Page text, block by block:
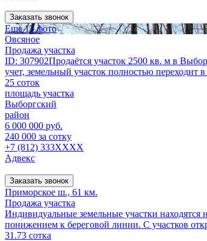
Заказать звонок
Еще 13 фото
Овсяное
Продажа участка
ID: 307902Продаётся участок 2500 кв. м в
учет, земельный участок полностью переходит
25 соток
площадь участка
Выборгский
район
6 000 000 руб.
240 000 за сотку
+7 (812) 333XXXX
Адвекс
Заказать звонок
Приморское ш., 61 км.
Продажа участка
Индивидуальные земельные участки
понижением к береговой линии. С участков
31.73 сотка